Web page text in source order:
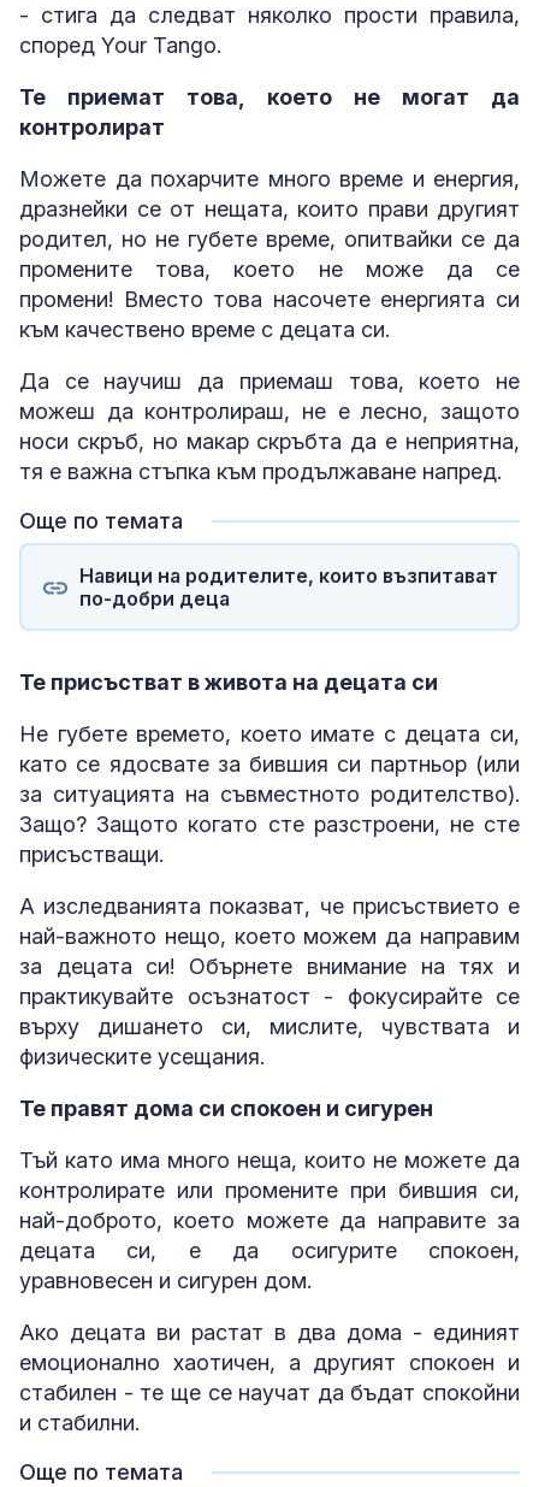
- стига да следват няколко прости правила,
според Your Tango.
Те приемат това, което не могат да
контролират
Можете да похарчите много време и енергия,
дразнейки се от нещата, които прави другият
родител, но не губете време, опитвайки се да
промените това, което не може да се
промени! Вместо това насочете енергията си
към качествено време с децата си.
Да се научиш да приемаш това, което не
можеш да контролираш, не е лесно, защото
носи скръб, но макар скръбта да е неприятна,
тя е важна стъпка към продължаване напред.
Още по темата
Навици на родителите, които възпитават
по-добри деца
Те присъстват в живота на децата си
Не губете времето, което имате с децата си,
като се ядосвате за бившия си партньор (или
за ситуацията на съвместното родителство).
Защо? Защото когато сте разстроени, не сте
присъстващи.
А изследванията показват, че присъствието е
най-важното нещо, което можем да направим
за децата си! Обърнете внимание на тях и
практикувайте осъзнатост - фокусирайте се
върху дишането си, мислите, чувствата и
физическите усещания.
Те правят дома си спокоен и сигурен
Тъй като има много неща, които не можете да
контролирате или промените при бившия си,
най-доброто, което можете да направите за
децата си, е да осигурите спокоен,
уравновесен и сигурен дом.
Ако децата ви растат в два дома - единият
емоционално хаотичен, а другият спокоен и
стабилен - те ще се научат да бъдат спокойни
и стабилни.
Още по темата